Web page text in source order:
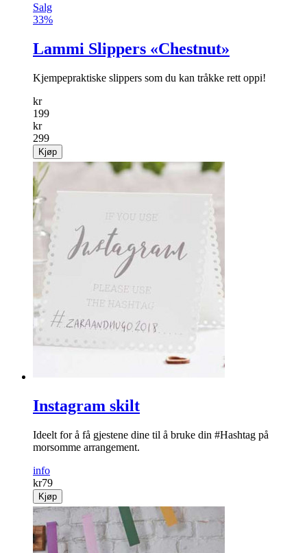
Salg
33%
Lammi Slippers «Chestnut»
Kjempepraktiske slippers som du kan tråkke rett oppi!
kr
199
kr
299
Kjøp
Instagram skilt
Ideelt for å få gjestene dine til å bruke din #Hashtag på
morsomme arrangement.
info
kr79
Kjøp